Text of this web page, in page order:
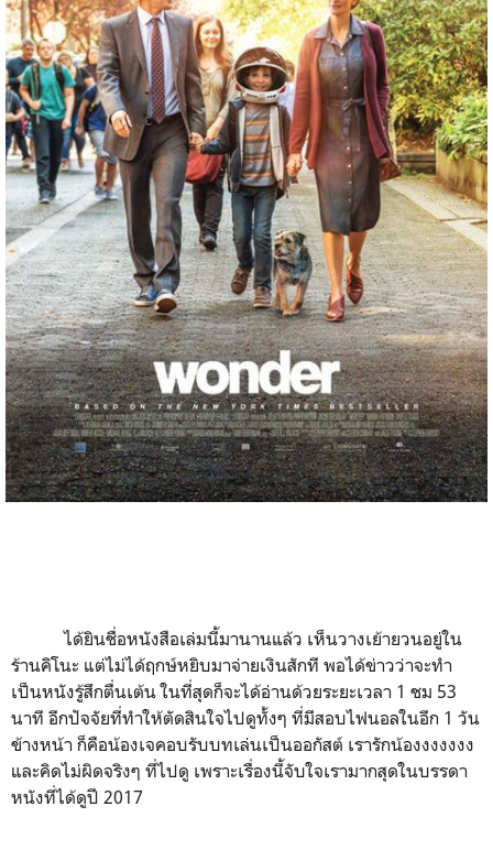
ได้ยินชื่อหนังสือเล่มนี้มานานแล้ว เห็นวางเย้ายวนอยู่ใน
ร้านคิโนะ แต่ไม่ได้ฤกษ์หยิบมาจ่ายเงินสักที พอได้ข่าวว่าจะทำ
เป็นหนังรู้สึกตื่นเต้น ในที่สุดก็จะได้อ่านด้วยระยะเวลา 1 ชม 53
นาที อีกปัจจัยที่ทำให้ตัดสินใจไปดูทั้งๆ ที่มีสอบไฟนอลในอีก 1 วัน
ข้างหน้า ก็คือน้องเจคอบรับบทเล่นเป็นออกัสต์ เรารักน้องงงงงงง
และคิดไม่ผิดจริงๆ ที่ไปดู เพราะเรื่องนี้จับใจเรามากสุดในบรรดา
หนังที่ได้ดูปี 2017